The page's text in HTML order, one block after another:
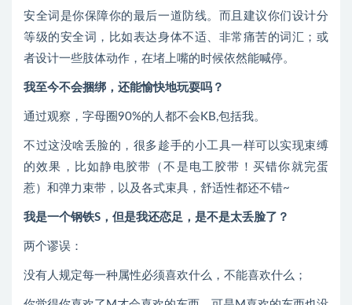
安全词是你保障你的最后一道防线。而且建议你们设计分
等级的安全词，比如表达身体不适、非常痛苦的词汇；或
者设计一些肢体动作，在堵上嘴的时候依然能喊停。
我至今不会捆绑，还能愉快地玩耍吗？
通过观察，字母圈90%的人都不会KB,包括我。
不过这没啥丢脸的，很多趁手的小工具一样可以实现束缚
的效果，比如静电胶带（不是电工胶带！买错你就完蛋
惹）和弹力束带，以及各式束具，舒适性都还不错~
我是一个钢铁S，但是我还恋足，是不是太丢脸了？
两个谬误：
没有人规定每一种属性必须喜欢什么，不能喜欢什么；